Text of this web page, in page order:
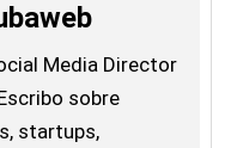
Media Director
sobre
startups,